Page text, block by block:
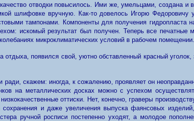
отводки повысилось. Ими же, умельцами, создана и
шлифовке вручную. Как-то довелось Игорю Федоровичу
тампонами. Компоненты для получения
искомый результат был получен. Теперь все
микроклиматических условий в рабочем помещении.
появился свой, уютно обставленный красный уголок,
ради, скажем: иногда, к сожалению, проявляет он
на металлических досках можно с успехом
оттиски. Нет, конечно, граверы
и даже увеличения выпуска фаянсовых
ручной росписи постепенно уходят, а молодое